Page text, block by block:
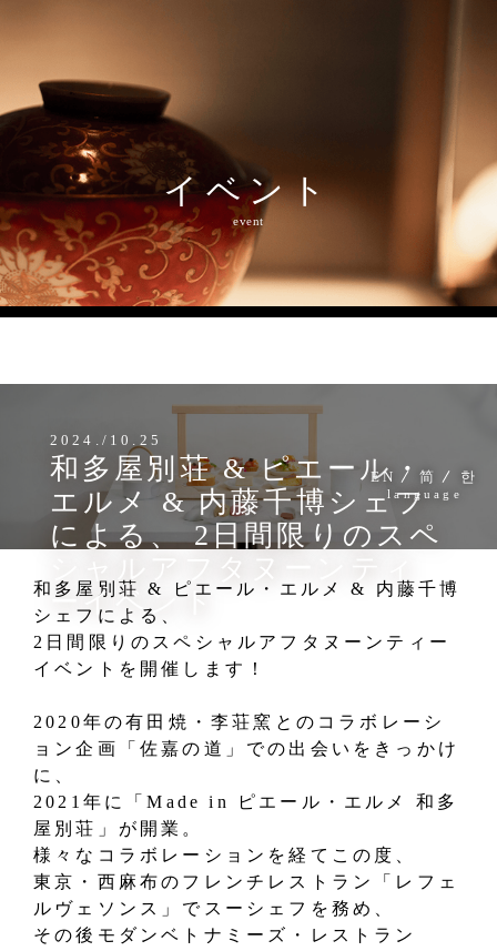
EN 简 한
language
イベント
event
2024./10.25
和多屋別荘 & ピエール・
エルメ & 内藤千博シェフ
による、 2日間限りのスペ
シャルアフタヌーンティ
ーイベント
和多屋別荘 & ピエール・エルメ & 内藤千博
シェフによる、
2日間限りのスペシャルアフタヌーンティー
イベントを開催します！
2020年の有田焼・李荘窯とのコラボレーシ
ョン企画「佐嘉の道」での出会いをきっかけ
に、
2021年に「Made in ピエール・エルメ 和多
屋別荘」が開業。
様々なコラボレーションを経てこの度、
東京・西麻布のフレンチレストラン「レフェ
ルヴェソンス」でスーシェフを務め、
その後モダンベトナミーズ・レストラン